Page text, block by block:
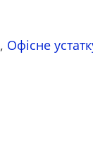
, Офісне